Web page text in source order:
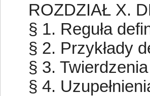
ROZDZIAŁ X.
§ 1. Reguła
§ 2. Przykłady
§ 3.
§ 4.